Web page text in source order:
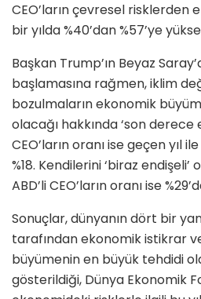
CEO’ların çevresel risklerden
bir yılda %40’dan %57’ye
Başkan Trump’ın Beyaz
başlamasına rağmen, iklim
bozulmaların ekonomik
olacağı hakkında ‘son derece
CEO’ların oranı ise geçen yıl
%18. Kendilerini ‘biraz
ABD’li CEO’ların oranı ise
Sonuçlar, dünyanın dört bir
tarafından ekonomik istikrar
büyümenin en büyük tehdidi
gösterildiği, Dünya Ekonomik